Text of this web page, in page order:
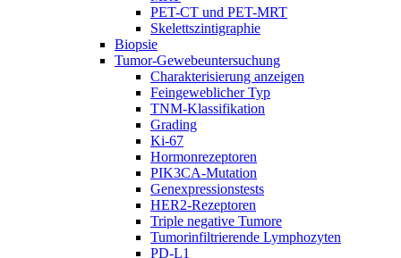
PET-CT und PET-MRT
Skelettszintigraphie
Biopsie
Tumor-Gewebeuntersuchung
Charakterisierung anzeigen
Feingeweblicher Typ
TNM-Klassifikation
Grading
Ki-67
Hormonrezeptoren
PIK3CA-Mutation
Genexpressionstests
HER2-Rezeptoren
Triple negative Tumore
Tumorinfiltrierende Lymphozyten
PD-L1